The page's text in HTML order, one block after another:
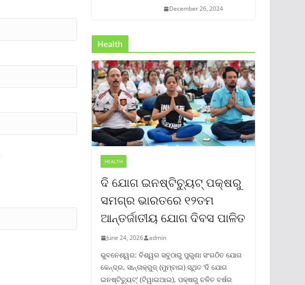
December 26, 2024
Health
HEALTH
ଦି ଯୋଗ ଇନଷ୍ଟିଚ୍ୟୁଟ୍ ପକ୍ଷରୁ
ସମଗ୍ର ଭାରତରେ ୧୨ତମ
ଆନ୍ତର୍ଜାତୀୟ ଯୋଗ ଦିବସ ପାଳିତ
June 24, 2026 admin
ଭୁବନେଶ୍ୱର: ବିଶ୍ୱର ସବୁଠାରୁ ପୁରୁଣା ସଂଗଠିତ ଯୋଗ
କେନ୍ଦ୍ର, ସାନ୍ତାକ୍ରୁଜ୍ (ମୁମ୍ବାଇ) ସ୍ଥିତ ‘ଦି ଯୋଗ
ଇନଷ୍ଟିଚ୍ୟୁଟ୍‌’ (ଟିୱାଇଆଇ), ପକ୍ଷରୁ ଚଳିତ ବର୍ଷର